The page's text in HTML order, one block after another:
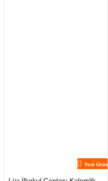
Yeni Ürün